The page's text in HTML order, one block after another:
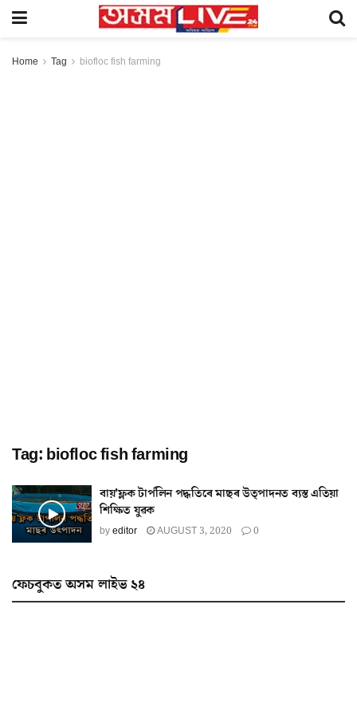
Home Tag biofloc fish farming
Tag: biofloc fish farming
বায়’ফ্লক টাৰ্পলিন পদ্ধতিৰে মাছৰ উত্পাদনত ব্যস্ত এতিয়া
শিক্ষিত যুৱক
byeditor AUGUST 3, 2020 0
ফেচবুকত অসম লাইভ ২৪